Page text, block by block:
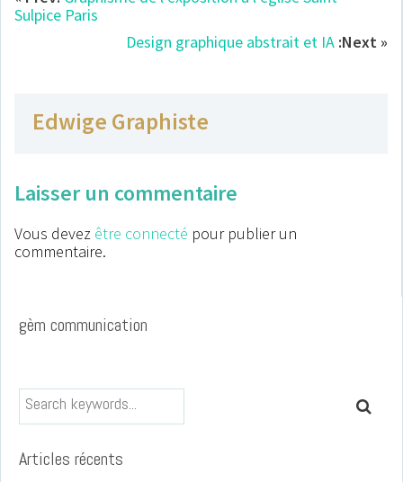
Sulpice Paris
Design graphique abstrait et IA :Next »
Edwige Graphiste
Laisser un commentaire
Vous devez être connecté pour publier un
commentaire.
gèm communication
Search keywords... Search
Articles récents